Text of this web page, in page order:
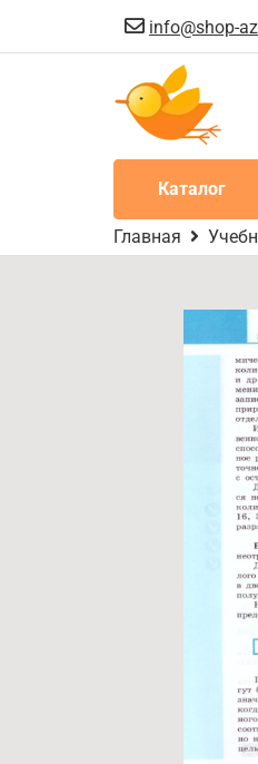
info@shop-
Каталог
Главная